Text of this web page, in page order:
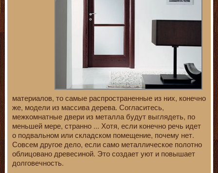
материалов, то самые распространенные из них, конечно
же, модели из массива дерева. Согласитесь,
межкомнатные двери из металла будут выглядеть, по
меньшей мере, странно ... Хотя, если конечно речь идет
о подвальном или складском помещение, почему нет.
Совсем другое дело, если само металлическое полотно
облицовано древесиной. Это создает уют и повышает
долговечность.